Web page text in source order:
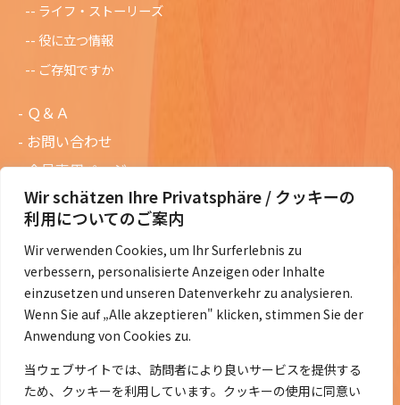
Wir schätzen Ihre Privatsphäre / クッキーの
利用についてのご案内
Wir verwenden Cookies, um Ihr Surferlebnis zu
verbessern, personalisierte Anzeigen oder Inhalte
einzusetzen und unseren Datenverkehr zu analysieren.
Wenn Sie auf „Alle akzeptieren" klicken, stimmen Sie der
Anwendung von Cookies zu.
当ウェブサイトでは、訪問者により良いサービスを提供する
ため、クッキーを利用しています。クッキーの使用に同意い
ライフ・ストーリーズ
役に立つ情報
ご存知ですか
Ｑ＆Ａ
お問い合わせ
会員専用ページ
ニュースレターバックナンバー
過去の講演資料
総会議事録
定款・会費規定など
コラムの紹介
コラム一覧